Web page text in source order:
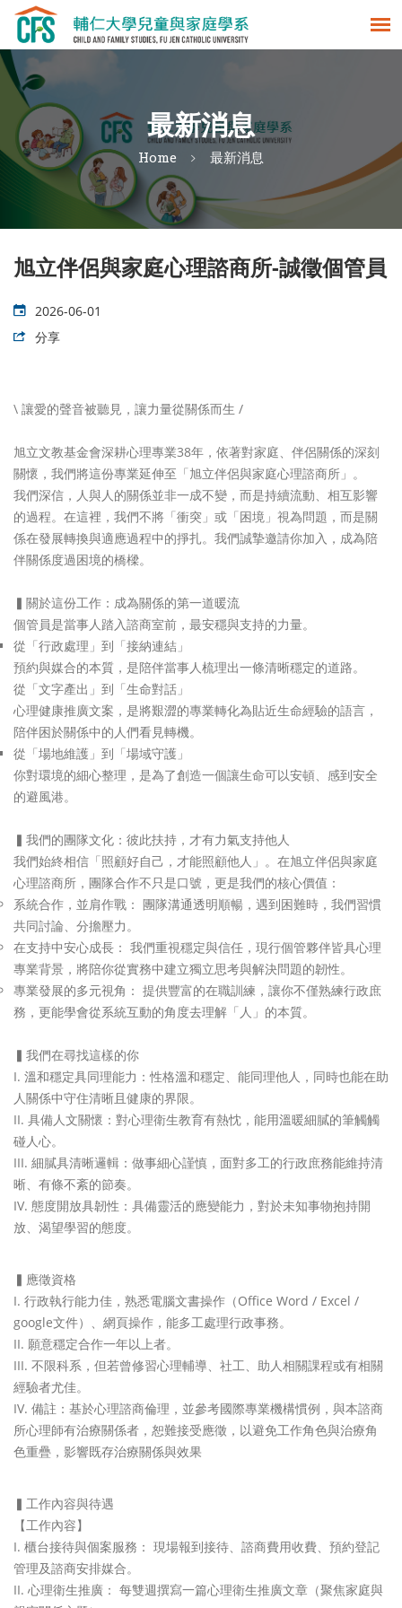
最新消息
Home 最新消息
旭立伴侶與家庭心理諮商所-誠徵個管員
2026-06-01
分享
\ 讓愛的聲音被聽見，讓力量從關係而生 /
旭立文教基金會深耕心理專業38年，依著對家庭、 伴侶關係的深刻
關懷，我們將這份專業延伸至「旭立伴侶與家庭心理諮商所」。
我們深信，人與人的關係並非一成不變，而是持續流動、 相互影響
的過程。在這裡，我們不將「衝突」或「困境」視為問題， 而是關
係在發展轉換與適應過程中的掙扎。我們誠摯邀請你加入， 成為陪
伴關係度過困境的橋樑。
▍關於這份工作：成為關係的第一道暖流
個管員是當事人踏入諮商室前，最安穩與支持的力量。
從「行政處理」到「接納連結」
預約與媒合的本質，是陪伴當事人梳理出一條清晰穩定的道路。
從「文字產出」到「生命對話」
心理健康推廣文案，是將艱澀的專業轉化為貼近生命經驗的語言，
陪伴困於關係中的人們看見轉機。
從「場地維護」到「場域守護」
你對環境的細心整理，是為了創造一個讓生命可以安頓、 感到安全
的避風港。
▍我們的團隊文化：彼此扶持，才有力氣支持他人
我們始終相信「照顧好自己，才能照顧他人」。 在旭立伴侶與家庭
心理諮商所，團隊合作不只是口號， 更是我們的核心價值：
系統合作，並肩作戰： 團隊溝通透明順暢，遇到困難時，我們習慣
共同討論、分擔壓力。
在支持中安心成長： 我們重視穩定與信任，現行個管夥伴皆具心理
專業背景， 將陪你從實務中建立獨立思考與解決問題的韌性。
專業發展的多元視角： 提供豐富的在職訓練，讓你不僅熟練行政庶
務， 更能學會從系統互動的角度去理解「人」的本質。
▍我們在尋找這樣的你
溫和穩定具同理能力：性格溫和穩定、能同理他人， 同時也能在助
人關係中守住清晰且健康的界限。
具備人文關懷：對心理衛生教育有熱忱， 能用溫暖細膩的筆觸觸
碰人心。
細膩具清晰邏輯：做事細心謹慎，面對多工的行政庶務能維持清
晰、 有條不紊的節奏。
態度開放具韌性：具備靈活的應變能力，對於未知事物抱持開
放、 渴望學習的態度。
▍應徵資格
行政執行能力佳，熟悉電腦文書操作（Office Word / Excel /
google文件）、網頁操作，能多工處理行政事務。
願意穩定合作一年以上者。
不限科系，但若曾修習心理輔導、社工、 助人相關課程或有相關
經驗者尤佳。
備註：基於心理諮商倫理，並參考國際專業機構慣例， 與本諮商
所心理師有治療關係者，恕難接受應徵， 以避免工作角色與治療角
色重疊，影響既存治療關係與效果
▍工作內容與待遇
【工作內容】
櫃台接待與個案服務： 現場報到接待、諮商費用收費、預約登記
管理及諮商安排媒合。
心理衛生推廣： 每雙週撰寫一篇心理衛生推廣文章（聚焦家庭與